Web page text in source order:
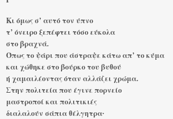
Κι όμως σ’ αυτό τον ύπνο
τ’ όνειρο ξεπέφτει τόσο εύκολα
στο βραχνά.
Όπως το ψάρι που άστραψε κάτω απ’ το κύμα
και χώθηκε στο βούρκο του βυθού
ή χαμαιλέοντας όταν αλλάζει χρώμα.
Στην πολιτεία που έγινε πορνείο
μαστροποί και πολιτικιές
διαλαλούν σάπια θέλγητρα∙